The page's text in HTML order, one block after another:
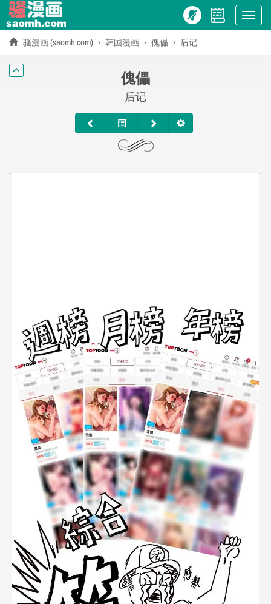
Show
menu
骚漫画 (saomh.com) 韩国漫画 傀儡 后记
傀儡
后记